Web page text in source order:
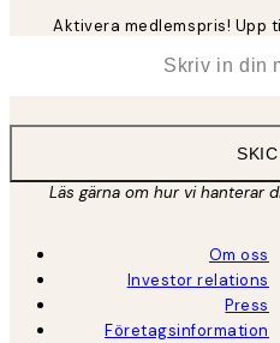
Aktivera medlemspris! Upp
Läs gärna om hur vi hanterar
Om oss
Investor relations
Press
Företagsinformation